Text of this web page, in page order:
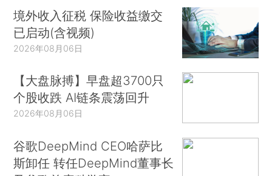
境外收入征税 保险收益缴交
已启动(含视频)
2026年08月06日
【大盘脉搏】早盘超3700只
个股收跌 AI链条震荡回升
2026年08月06日
谷歌DeepMind CEO哈萨比
斯卸任 转任DeepMind董事长